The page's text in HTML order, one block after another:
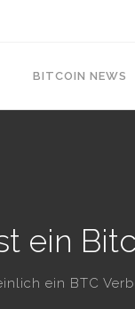
BITCOIN NEWS
ein
ein BTC